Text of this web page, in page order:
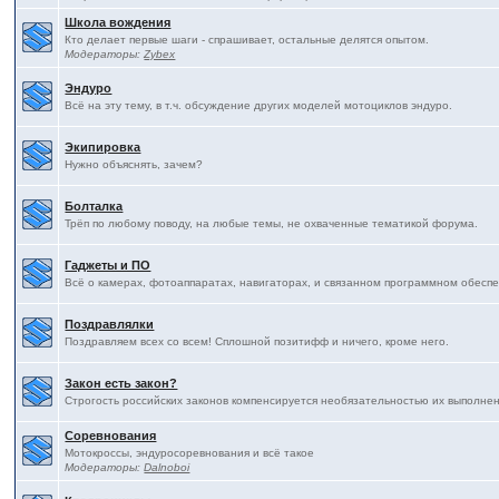
Школа вождения
Кто делает первые шаги - спрашивает, остальные делятся опытом.
Модераторы:Zybex
Эндуро
Всё на эту тему, в т.ч. обсуждение других моделей мотоциклов эндуро.
Экипировка
Нужно объяснять, зачем?
Болталка
Трёп по любому поводу, на любые темы, не охваченные тематикой форума.
Гаджеты и ПО
Всё о камерах, фотоаппаратах, навигаторах, и связанном программном
Поздравлялки
Поздравляем всех со всем! Сплошной позитифф и ничего, кроме него.
Закон есть закон?
Строгость российских законов компенсируется необязательностью их
Соревнования
Мотокроссы, эндуросоревнования и всё такое
Модераторы:Dalnoboi